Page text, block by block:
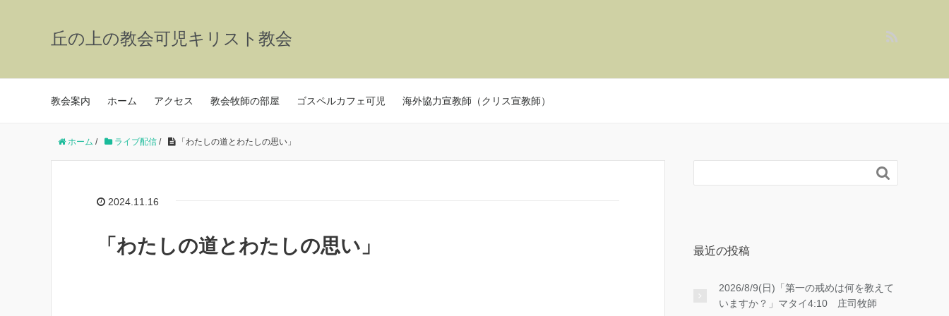
丘の上の教会可児キリスト教会
教会案内 ホーム アクセス 教会牧師の部屋 ゴスペルカフェ可児 海外協力宣教師（クリス宣教師）
ホーム / ライブ配信 / 「わたしの道とわたしの思い」
2024.11.16
「わたしの道とわたしの思い」

最近の投稿
2026/8/9(日)「第一の戒めは何を教えて
いますか？」マタイ4:10 庄司牧師